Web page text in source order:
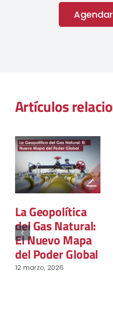
Artículos
La Geopolítica
del Gas Natural:
El Nuevo Mapa
del Poder Global
12 marzo, 2026